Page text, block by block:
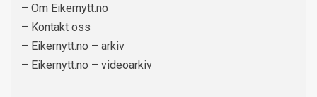
– Om Eikernytt.no
– Kontakt oss
– Eikernytt.no – arkiv
– Eikernytt.no – videoarkiv